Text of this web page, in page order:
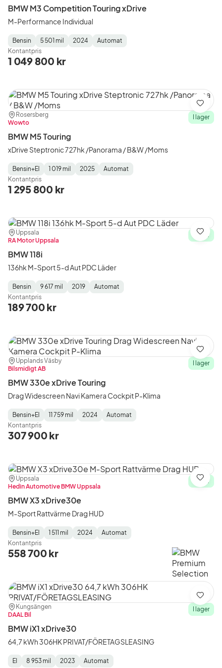
BMW M3 Competition Touring xDrive
M-Performance Individual
Fuel
Type:
Bensin
Mätarställning:
5 501 mil
Model
Year:
2024
Gearbox
Type:
Automat
Kontantpris
1 049 800 kr
Plats:
Rosersberg
Återförsäljare:
Wowto
I lager
BMW M5 Touring
xDrive Steptronic 727hk /Panorama / B&W /Moms
Fuel
Type:
Bensin+El
Mätarställning:
1 019 mil
Model
Year:
2025
Gearbox
Type:
Automat
Kontantpris
1 295 800 kr
Spara
Plats:
Uppsala
Återförsäljare:
RA Motor Uppsala
I lager
BMW 118i
136hk M-Sport 5-d Aut PDC Läder
Fuel
Type:
Bensin
Mätarställning:
9 617 mil
Model
Year:
2019
Gearbox
Type:
Automat
Kontantpris
189 700 kr
Spara
Plats:
Upplands Väsby
Återförsäljare:
Bilsmidigt AB
I lager
BMW 330e xDrive Touring
Drag Widescreen Navi Kamera Cockpit P-Klima
Fuel
Type:
Bensin+El
Mätarställning:
11 759 mil
Model
Year:
2024
Gearbox
Type:
Automat
Kontantpris
307 900 kr
Spara
Plats:
Uppsala
Återförsäljare:
Hedin Automotive BMW Uppsala
I lager
BMW X3 xDrive30e
M-Sport Rattvärme Drag HUD
Fuel
Type:
Bensin+El
Mätarställning:
1 511 mil
Model
Year:
2024
Gearbox
Type:
Automat
Kontantpris
558 700 kr
Spara
Plats:
Kungsängen
Återförsäljare:
DAAL Bil
I lager
BMW iX1 xDrive30
64,7 kWh 306HK PRIVAT/FÖRETAGSLEASING
Fuel
El
Mätarställning :
8 953 mil
Model
2023
Gearbox
Automat
Spara